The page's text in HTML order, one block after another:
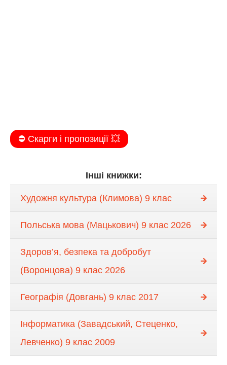
⛔️ Скарги і пропозиції 💥
Інші книжки:
Художня культура (Климова) 9 клас
Польська мова (Мацькович) 9 клас 2026
Здоров’я, безпека та добробут
(Воронцова) 9 клас 2026
Географія (Довгань) 9 клас 2017
Інформатика (Завадський, Стеценко,
Левченко) 9 клас 2009